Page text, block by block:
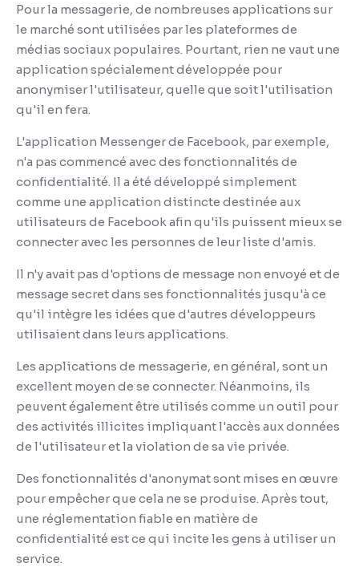
Pour la messagerie, de nombreuses applications sur
le marché sont utilisées par les plateformes de
médias sociaux populaires. Pourtant, rien ne vaut une
application spécialement développée pour
anonymiser l'utilisateur, quelle que soit l'utilisation
qu'il en fera.
L'application Messenger de Facebook, par exemple,
n'a pas commencé avec des fonctionnalités de
confidentialité. Il a été développé simplement
comme une application distincte destinée aux
utilisateurs de Facebook afin qu'ils puissent mieux se
connecter avec les personnes de leur liste d'amis.
Il n'y avait pas d'options de message non envoyé et de
message secret dans ses fonctionnalités jusqu'à ce
qu'il intègre les idées que d'autres développeurs
utilisaient dans leurs applications.
Les applications de messagerie, en général, sont un
excellent moyen de se connecter. Néanmoins, ils
peuvent également être utilisés comme un outil pour
des activités illicites impliquant l'accès aux données
de l'utilisateur et la violation de sa vie privée.
Des fonctionnalités d'anonymat sont mises en œuvre
pour empêcher que cela ne se produise. Après tout,
une réglementation fiable en matière de
confidentialité est ce qui incite les gens à utiliser un
service.